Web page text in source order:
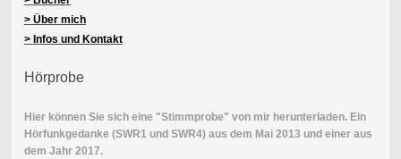
> Über mich
> Infos und Kontakt
Hörprobe
Hier können Sie sich eine "Stimmprobe" von mir herunterladen. Ein
Hörfunkgedanke (SWR1 und SWR4) aus dem Mai 2013 und einer aus
dem Jahr 2017.